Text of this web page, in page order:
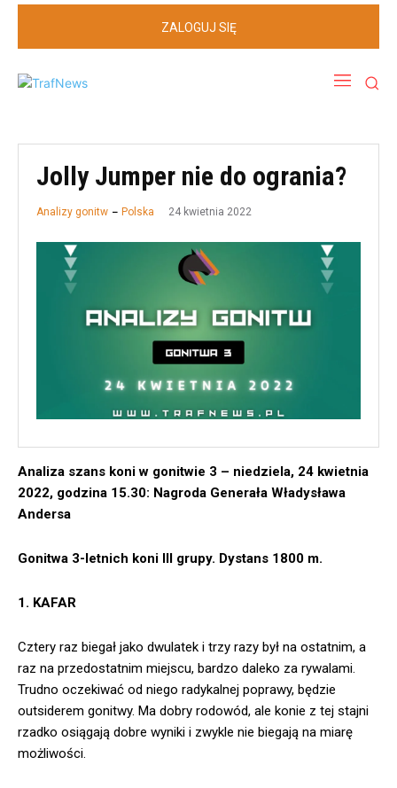
ZALOGUJ SIĘ
Jolly Jumper nie do ogrania?
Analizy gonitw Polska 24 kwietnia 2022
Analiza szans koni w gonitwie 3 – niedziela, 24 kwietnia
2022, godzina 15.30: Nagroda Generała Władysława
Andersa
Gonitwa 3-letnich koni III grupy. Dystans 1800 m.
1. KAFAR
Cztery raz biegał jako dwulatek i trzy razy był na ostatnim, a
raz na przedostatnim miejscu, bardzo daleko za rywalami.
Trudno oczekiwać od niego radykalnej poprawy, będzie
outsiderem gonitwy. Ma dobry rodowód, ale konie z tej stajni
rzadko osiągają dobre wyniki i zwykle nie biegają na miarę
możliwości.